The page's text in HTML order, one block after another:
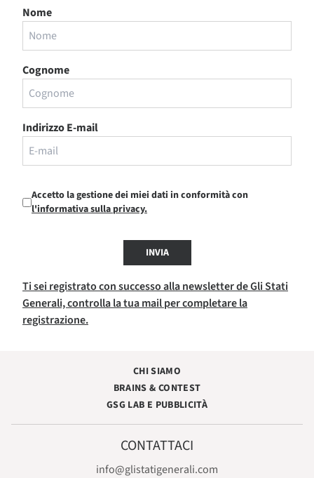
Nome
Cognome
Indirizzo E-mail
Accetto la gestione dei miei dati in conformità con
l'informativa sulla privacy.
INVIA
Ti sei registrato con successo alla newsletter de Gli Stati
Generali, controlla la tua mail per completare la
registrazione.
CHI SIAMO
BRAINS & CONTEST
GSG LAB E PUBBLICITÀ
CONTATTACI
info@glistatigenerali.com